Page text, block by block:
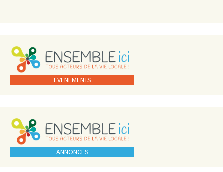
EVENEMENTS
ANNONCES